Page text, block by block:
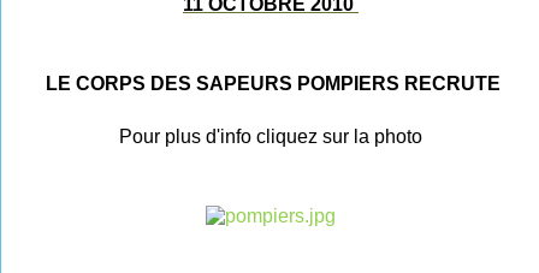
11 OCTOBRE 2010
LE CORPS DES SAPEURS POMPIERS RECRUTE
Pour plus d'info cliquez sur la photo